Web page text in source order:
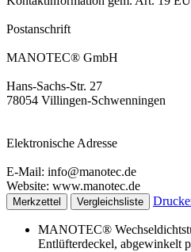
Postanschrift
MANOTEC® GmbH
Hans-Sachs-Str. 27
78054 Villingen-Schwenningen
Elektronische Adresse
E-Mail: info@manotec.de
Website: www.manotec.de
Merkzettel Vergleichsliste
MANOTEC®
Entlüfterdeckel, abgewinkelt